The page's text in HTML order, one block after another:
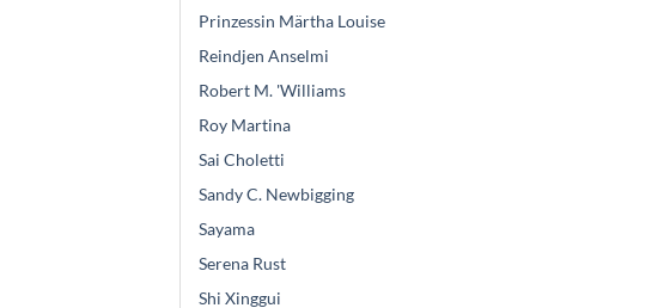
Prinzessin Märtha Louise
Reindjen Anselmi
Robert M. 'Williams
Roy Martina
Sai Choletti
Sandy C. Newbigging
Sayama
Serena Rust
Shi Xinggui